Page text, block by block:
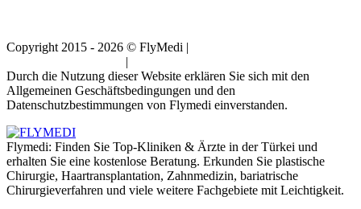
Copyright 2015 - 2026 © FlyMedi |
|
Durch die Nutzung dieser Website erklären Sie sich mit den
Allgemeinen Geschäftsbedingungen und den
Datenschutzbestimmungen von Flymedi einverstanden.
Flymedi: Finden Sie Top-Kliniken & Ärzte in der Türkei und
erhalten Sie eine kostenlose Beratung. Erkunden Sie plastische
Chirurgie, Haartransplantation, Zahnmedizin, bariatrische
Chirurgieverfahren und viele weitere Fachgebiete mit Leichtigkeit.